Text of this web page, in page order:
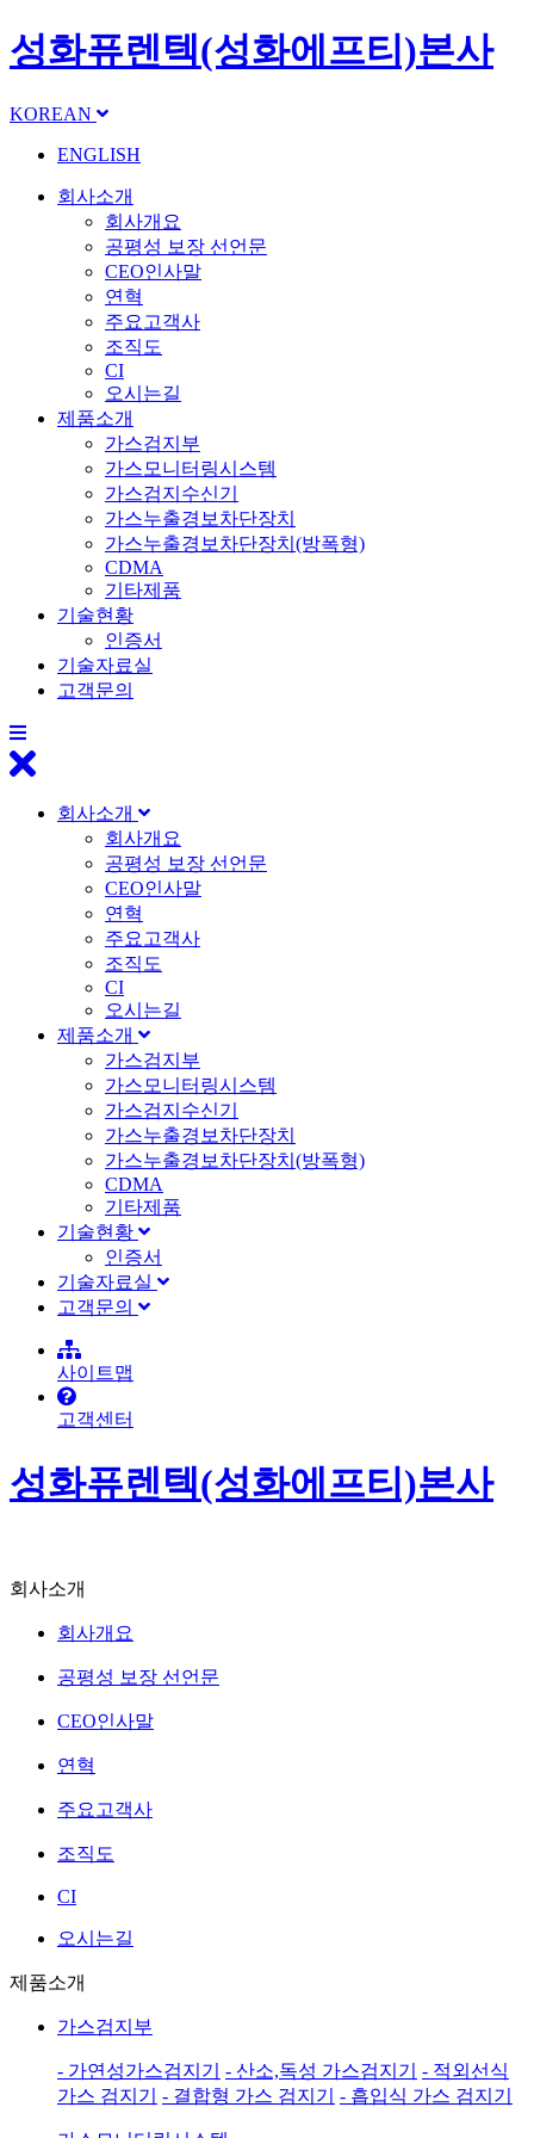
성화퓨렌텍(성화에프티)본사
KOREAN
ENGLISH
회사소개
회사개요
공평성 보장 선언문
CEO인사말
연혁
주요고객사
조직도
CI
오시는길
제품소개
가스검지부
가스모니터링시스템
가스검지수신기
가스누출경보차단장치
가스누출경보차단장치(방폭형)
CDMA
기타제품
기술현황
인증서
기술자료실
고객문의
회사소개
회사개요
공평성 보장 선언문
CEO인사말
연혁
주요고객사
조직도
CI
오시는길
제품소개
가스검지부
가스모니터링시스템
가스검지수신기
가스누출경보차단장치
가스누출경보차단장치(방폭형)
CDMA
기타제품
기술현황
인증서
기술자료실
고객문의
사이트맵
고객센터
성화퓨렌텍(성화에프티)본사
회사소개
회사개요
공평성 보장 선언문
CEO인사말
연혁
주요고객사
조직도
CI
오시는길
제품소개
가스검지부
- 가연성가스검지기 - 산소,독성 가스검지기
- 적외선식
가스 검지기
- 결합형 가스 검지기 - 흡입식 가스 검지기